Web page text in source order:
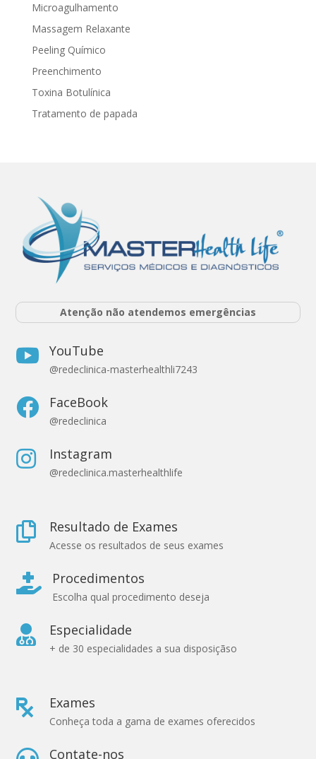
Microagulhamento
Massagem Relaxante
Peeling Químico
Preenchimento
Toxina Botulínica
Tratamento de papada
Atenção não atendemos emergências
 YouTube
@redeclinica-masterhealthli7243
 FaceBook
@redeclinica
 Instagram
@redeclinica.masterhealthlife
 Resultado de Exames
Acesse os resultados de seus exames
 Procedimentos
Escolha qual procedimento deseja
 Especialidade
+ de 30 especialidades a sua disposiçãso
 Exames
Conheça toda a gama de exames oferecidos
Contate-nos